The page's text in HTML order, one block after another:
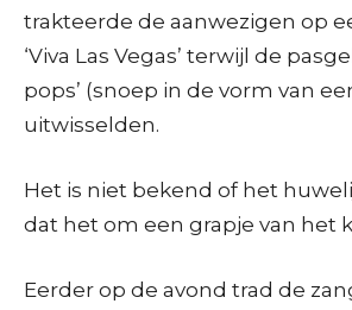
trakteerde de aanwezigen op
‘Viva Las Vegas’ terwijl de
pops’ (snoep in de vorm van
uitwisselden.
Het is niet bekend of het
dat het om een grapje van het
Eerder op de avond trad de